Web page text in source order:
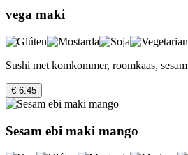
vega maki
Sushi met komkommer, roomkaas, sesam
€ 6.45
Sesam ebi maki mango